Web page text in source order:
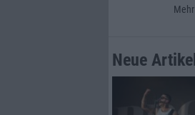
Mehr
Neue Artikel